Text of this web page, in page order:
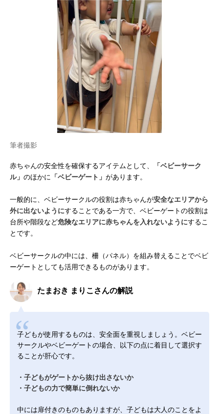
筆者撮影
赤ちゃんの安全性を確保するアイテムとして、
「ベビーサーク
ル」 のほかに 「ベビーゲート」 があります。
一般的に、ベビーサークルの役割は赤ちゃんが安全なエリアから
外に出ないようにすることである一方で、ベビーゲートの役割は
台所や階段など危険なエリアに赤ちゃんを入れないようにするこ
とです。
ベビーサークルの中には、柵（パネル）を組み替えることでベビ
ーゲートとしても活用できるものがあります。
たまおき まりこさんの解説
子どもが使用するものは、安全面を重視しましょう。ベビー
サークルやベビーゲートの場合、以下の点に着目して選択す
ることが肝心です。
・子どもがゲートから抜け出さないか
・子どもの力で簡単に倒れないか
中には扉付きのものもありますが、子どもは大人のことをよ